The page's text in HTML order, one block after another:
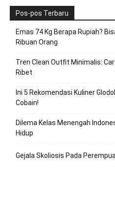
Pos-pos Terbaru
Emas 74 Kg Berapa Rupiah?
Ribuan Orang
Tren Clean Outfit Minimalis:
Ribet
Ini 5 Rekomendasi Kuliner
Cobain!
Dilema Kelas Menengah
Hidup
Gejala Skoliosis Pada